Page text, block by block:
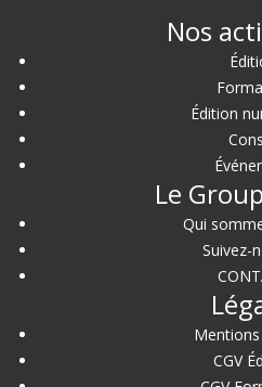
Nos
Édition
Le
Qui
Suivez-
CGV